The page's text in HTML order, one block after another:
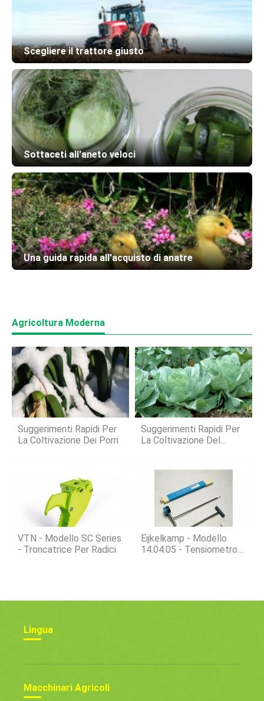
Scegliere il trattore giusto
Sottaceti all'aneto veloci
Una guida rapida all'acquisto di anatre
Agricoltura Moderna
Suggerimenti Rapidi Per
La Coltivazione Dei Porri
Suggerimenti Rapidi Per
La Coltivazione Del
VTN - Modello SC Series
- Troncatrice Per Radici
Eijkelkamp - Modello
14.04.05 - Tensiometro
Lingua
Macchinari Agricoli